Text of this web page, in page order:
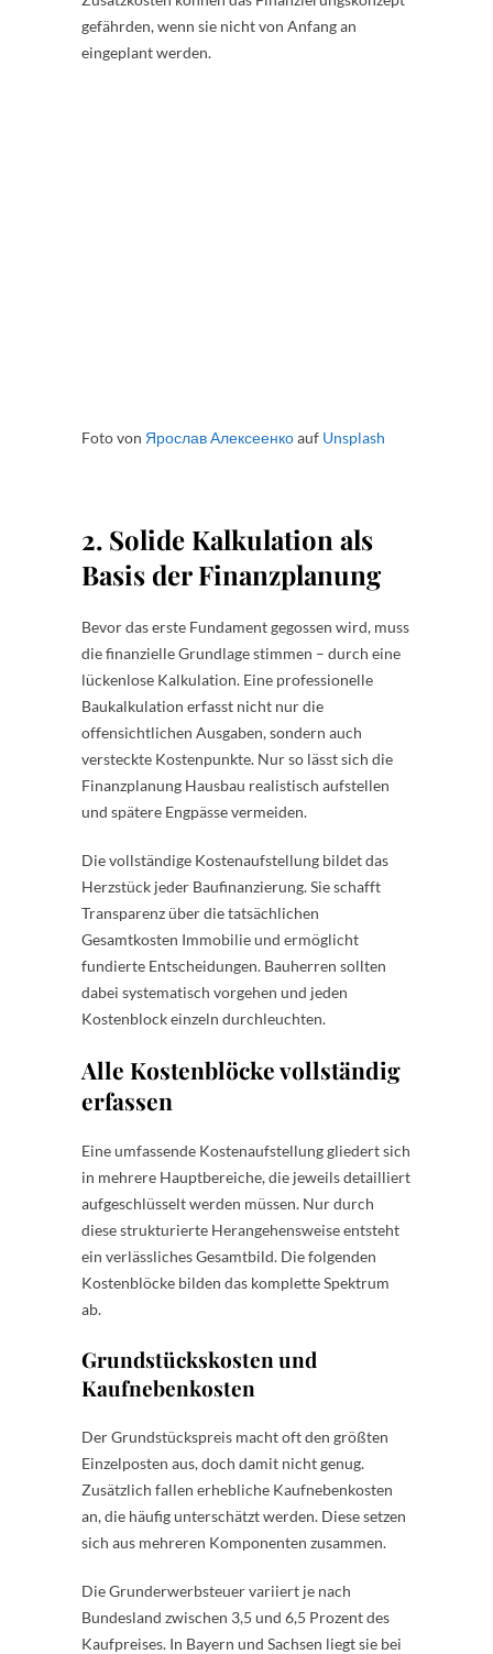
gefährden, wenn sie nicht von Anfang an
eingeplant werden.
Foto von Ярослав Алексеенкоauf Unsplash
2. Solide Kalkulation als
Basis der Finanzplanung
Bevor das erste Fundament gegossen wird, muss
die finanzielle Grundlage stimmen – durch eine
lückenlose Kalkulation. Eine professionelle
Baukalkulation erfasst nicht nur die
offensichtlichen Ausgaben, sondern auch
versteckte Kostenpunkte. Nur so lässt sich die
Finanzplanung Hausbau realistisch aufstellen
und spätere Engpässe vermeiden.
Die vollständige Kostenaufstellung bildet das
Herzstück jeder Baufinanzierung. Sie schafft
Transparenz über die tatsächlichen
Gesamtkosten Immobilie und ermöglicht
fundierte Entscheidungen. Bauherren sollten
dabei systematisch vorgehen und jeden
Kostenblock einzeln durchleuchten.
Alle Kostenblöcke vollständig
erfassen
Eine umfassende Kostenaufstellung gliedert sich
in mehrere Hauptbereiche, die jeweils detailliert
aufgeschlüsselt werden müssen. Nur durch
diese strukturierte Herangehensweise entsteht
ein verlässliches Gesamtbild. Die folgenden
Kostenblöcke bilden das komplette Spektrum
ab.
Grundstückskosten und
Kaufnebenkosten
Der Grundstückspreis macht oft den größten
Einzelposten aus, doch damit nicht genug.
Zusätzlich fallen erhebliche Kaufnebenkosten
an, die häufig unterschätzt werden. Diese setzen
sich aus mehreren Komponenten zusammen.
Die Grunderwerbsteuer variiert je nach
Bundesland zwischen 3,5 und 6,5 Prozent des
Kaufpreises. In Bayern und Sachsen liegt sie bei